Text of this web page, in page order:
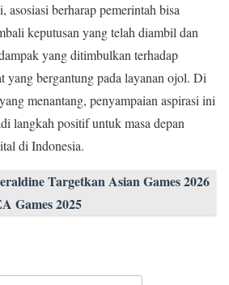
asosiasi berharap pemerintah bisa
keputusan yang telah diambil dan
yang ditimbulkan terhadap
yang bergantung pada layanan ojol. Di
menantang, penyampaian aspirasi ini
langkah positif untuk masa depan
di Indonesia.
Targetkan Asian Games 2026
Games 2025